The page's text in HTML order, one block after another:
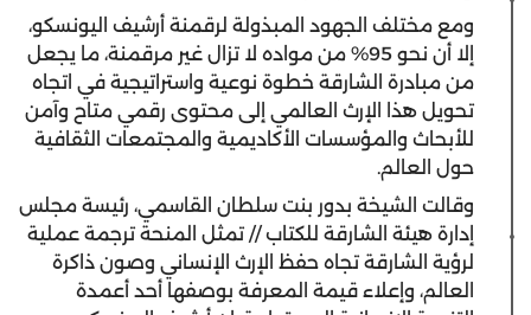
ومع مختلف الجهود المبذولة لرقمنة أرشيف اليونسكو،
إلا أن نحو 95% من مواده لا تزال غير مرقمنة، ما يجعل
من مبادرة الشارقة خطوة نوعية واستراتيجية في اتجاه
تحويل هذا الإرث العالمي إلى محتوى رقمي متاح وآمن
للأبحاث والمؤسسات الأكاديمية والمجتمعات الثقافية
حول العالم.
وقالت الشيخة بدور بنت سلطان القاسمي، رئيسة مجلس
إدارة هيئة الشارقة للكتاب // تمثل المنحة ترجمة عملية
لرؤية الشارقة تجاه حفظ الإرث الإنساني وصون ذاكرة
العالم، وإعلاء قيمة المعرفة بوصفها أحد أعمدة